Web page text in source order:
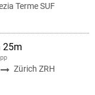
Terme SUF
25m
Zürich ZRH